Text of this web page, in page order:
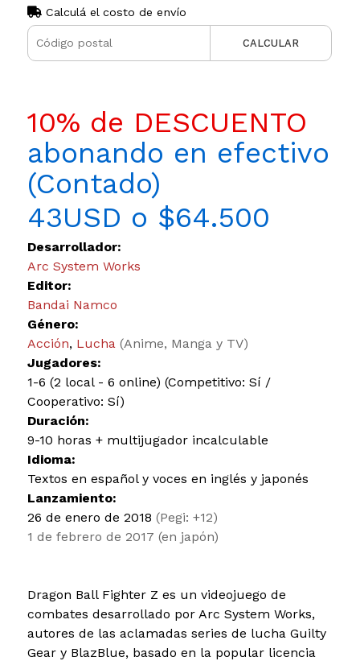
Calculá el costo de envío
CALCULAR
10% de DESCUENTO
abonando en efectivo
(Contado)
43USD o $64.500
Desarrollador:
Arc System Works
Editor:
Bandai Namco
Género:
Acción, Lucha (Anime, Manga y TV)
Jugadores:
1-6 (2 local - 6 online) (Competitivo: Sí /
Cooperativo: Sí)
Duración:
9-10 horas + multijugador incalculable
Idioma:
Textos en español y voces en inglés y japonés
Lanzamiento:
26 de enero de 2018 (Pegi: +12)
1 de febrero de 2017 (en japón)
Dragon Ball Fighter Z es un videojuego de
combates desarrollado por Arc System Works,
autores de las aclamadas series de lucha Guilty
Gear y BlazBlue, basado en la popular licencia